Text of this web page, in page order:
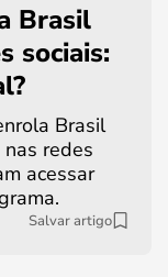
Brasil
sociais:
Brasil
redes
acessar
Salvar artigo